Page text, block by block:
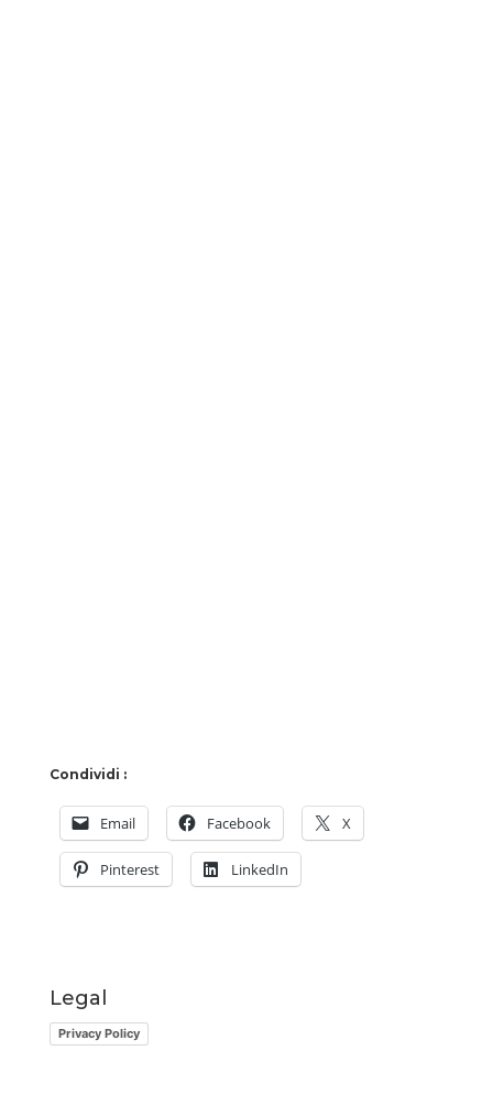
Condividi :
Email Facebook X
Pinterest LinkedIn
Legal
Privacy Policy